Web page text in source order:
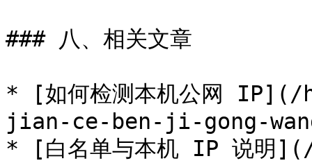
### 八、相关文章
* [如何检测本机公网
jian-ce-ben-ji-gong-
* [白名单与本机 IP 说